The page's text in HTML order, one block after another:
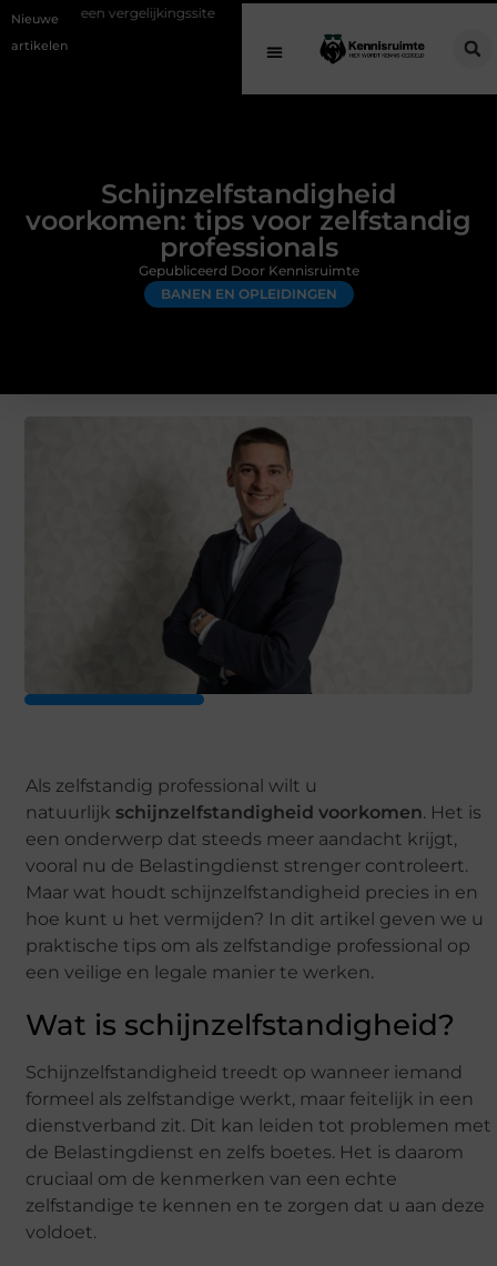
Nieuwe
artikelen
Schenking aan een goed doel: waarom geven
Schijnzelfstandigheid
voorkomen: tips voor zelfstandig
professionals
BANEN EN OPLEIDINGEN
Gepubliceerd Door Kennisruimte
Als zelfstandig professional wilt u
natuurlijk schijnzelfstandigheid voorkomen. Het is
een onderwerp dat steeds meer aandacht krijgt,
vooral nu de Belastingdienst strenger controleert.
Maar wat houdt schijnzelfstandigheid precies in en
hoe kunt u het vermijden? In dit artikel geven we u
praktische tips om als zelfstandige professional op
een veilige en legale manier te werken.
Wat is schijnzelfstandigheid?
Schijnzelfstandigheid treedt op wanneer iemand
formeel als zelfstandige werkt, maar feitelijk in een
dienstverband zit. Dit kan leiden tot problemen met
de Belastingdienst en zelfs boetes. Het is daarom
cruciaal om de kenmerken van een echte
zelfstandige te kennen en te zorgen dat u aan deze
voldoet.